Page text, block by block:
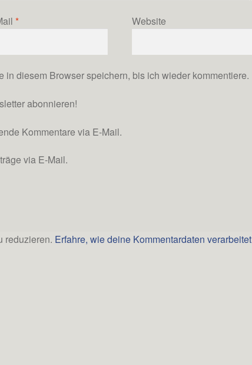
* Website
in diesem Browser speichern, bis ich wieder kommentiere.
abonnieren!
Kommentare via E-Mail.
via E-Mail.
reduzieren. Erfahre, wie deine Kommentardaten verarbeitet